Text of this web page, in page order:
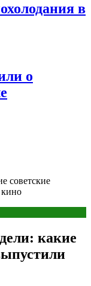
в
о
советские
какие